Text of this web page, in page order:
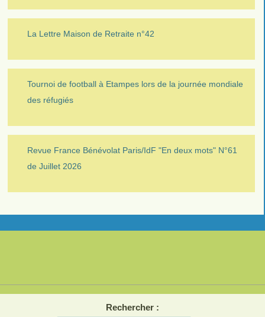
La Lettre Maison de Retraite n°42
Tournoi de football à Etampes lors de la journée mondiale
des réfugiés
Revue France Bénévolat Paris/IdF "En deux mots" N°61
de Juillet 2026
Rechercher :